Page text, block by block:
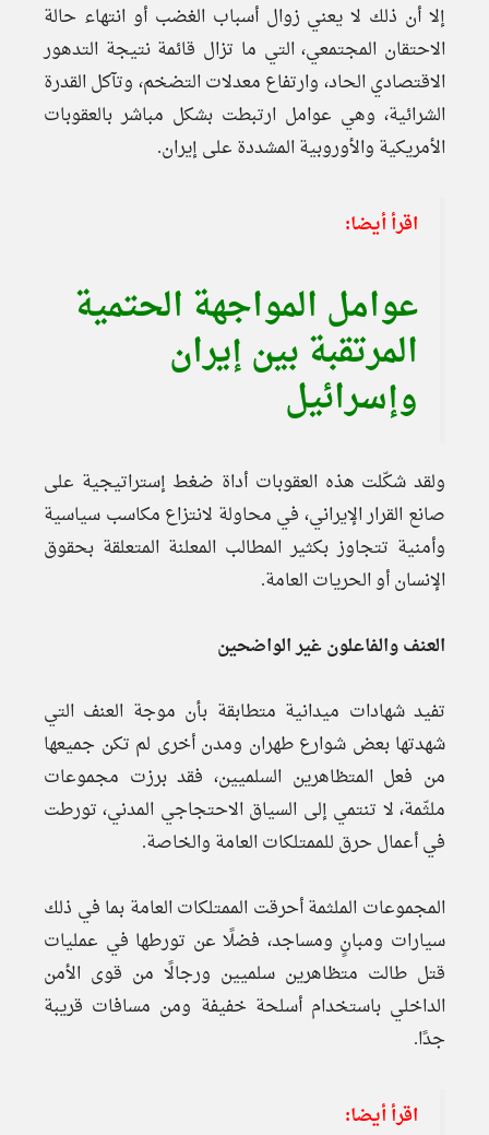
إلا أن ذلك لا يعني زوال أسباب الغضب أو انتهاء حالة
الاحتقان المجتمعي، التي ما تزال قائمة نتيجة التدهور
الاقتصادي الحاد، وارتفاع معدلات التضخم، وتآكل القدرة
الشرائية، وهي عوامل ارتبطت بشكل مباشر بالعقوبات
الأمريكية والأوروبية المشددة على إيران.
اقرأ أيضا:
عوامل المواجهة الحتمية
المرتقبة بين إيران
وإسرائيل
ولقد شكّلت هذه العقوبات أداة ضغط إستراتيجية على
صانع القرار الإيراني، في محاولة لانتزاع مكاسب سياسية
وأمنية تتجاوز بكثير المطالب المعلنة المتعلقة بحقوق
الإنسان أو الحريات العامة.
العنف والفاعلون غير الواضحين
تفيد شهادات ميدانية متطابقة بأن موجة العنف التي
شهدتها بعض شوارع طهران ومدن أخرى لم تكن جميعها
من فعل المتظاهرين السلميين، فقد برزت مجموعات
ملثّمة، لا تنتمي إلى السياق الاحتجاجي المدني، تورطت
في أعمال حرق للممتلكات العامة والخاصة.
المجموعات الملثمة أحرقت الممتلكات العامة بما في ذلك
سيارات ومبانٍ ومساجد، فضلًا عن تورطها في عمليات
قتل طالت متظاهرين سلميين ورجالًا من قوى الأمن
الداخلي باستخدام أسلحة خفيفة ومن مسافات قريبة
جدًا.
اقرأ أيضا: